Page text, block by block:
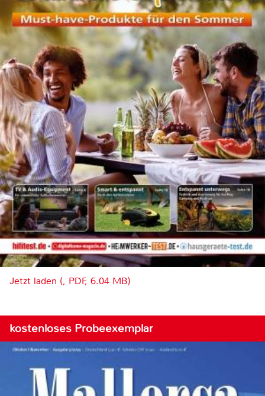
Jetzt laden (, PDF, 6.04 MB)
kostenloses Probeexemplar